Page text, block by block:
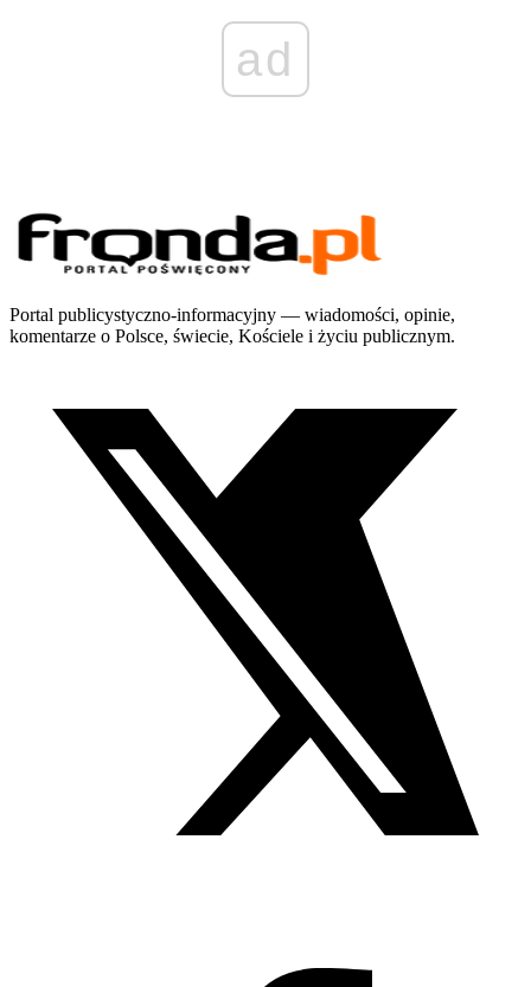
ad
Portal publicystyczno-informacyjny — wiadomości, opinie,
komentarze o Polsce, świecie, Kościele i życiu publicznym.